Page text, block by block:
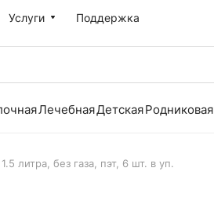
Услуги Поддержка
ЛечебнаяДетскаяРодниковая
литра, без газа, пэт, 6 шт. в уп.